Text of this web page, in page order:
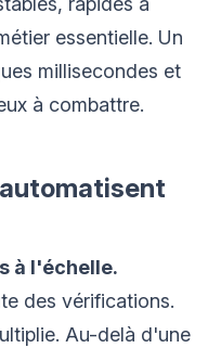
essentielle. Un
millisecondes et
à combattre.
à l'échelle.
des vérifications.
Au-delà d'une